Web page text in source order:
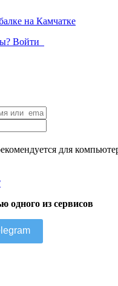
Войти
для
одного из сервисов